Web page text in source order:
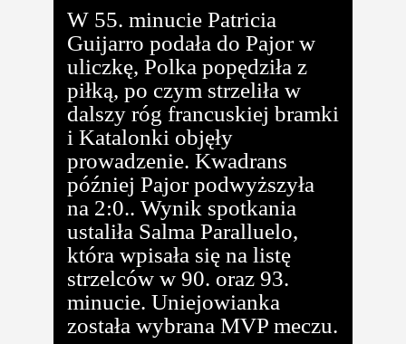
W 55. minucie Patricia
Guijarro podała do Pajor w
uliczkę, Polka popędziła z
piłką, po czym strzeliła w
dalszy róg francuskiej bramki
i Katalonki objęły
prowadzenie. Kwadrans
później Pajor podwyższyła
na 2:0.. Wynik spotkania
ustaliła Salma Paralluelo,
która wpisała się na listę
strzelców w 90. oraz 93.
minucie. Uniejowianka
została wybrana MVP meczu.